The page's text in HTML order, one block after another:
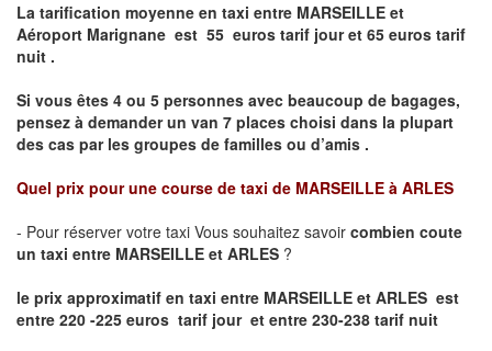
La tarification moyenne en taxi entre MARSEILLE et
Aéroport Marignane est 55 euros tarif jour et 65 euros tarif
nuit .
Si vous êtes 4 ou 5 personnes avec beaucoup de bagages,
pensez à demander un van 7 places choisi dans la plupart
des cas par les groupes de familles ou d’amis .
Quel prix pour une course de taxi de MARSEILLE à ARLES
- Pour réserver votre taxi Vous souhaitez savoir combien coute
un taxi entre MARSEILLE et ARLES ?
le prix approximatif en taxi entre MARSEILLE et ARLES est
entre 220 -225 euros tarif jour et entre 230-238 tarif nuit